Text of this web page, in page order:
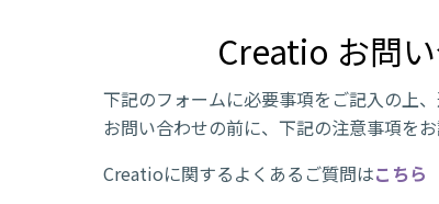
Creatio お問
下記のフォームに必要事項をご記入の上
お問い合わせの前に、下記の注意事項をお
Creatioに関するよくあるご質問はこちら